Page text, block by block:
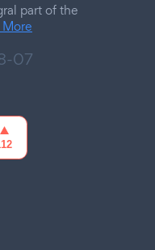
part of the
More
07